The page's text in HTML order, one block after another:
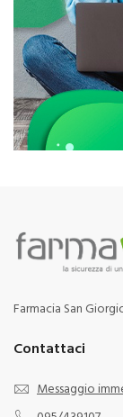
Farmacia San
Contattaci
Messaggio